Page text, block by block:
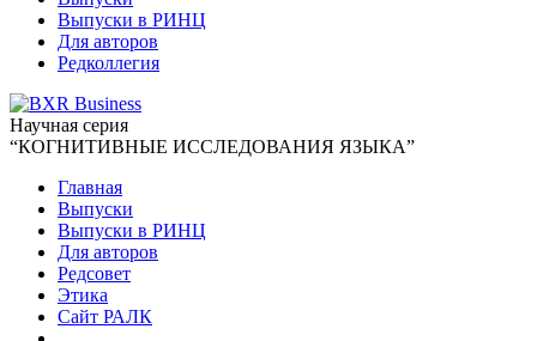
Выпуски в РИНЦ
Для авторов
Редколлегия
Научная серия
“КОГНИТИВНЫЕ ИССЛЕДОВАНИЯ ЯЗЫКА”
Главная
Выпуски
Выпуски в РИНЦ
Для авторов
Редсовет
Этика
Сайт РАЛК